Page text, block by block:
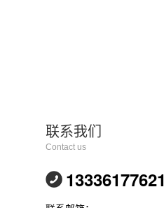
联系我们
Contact us
13336177621